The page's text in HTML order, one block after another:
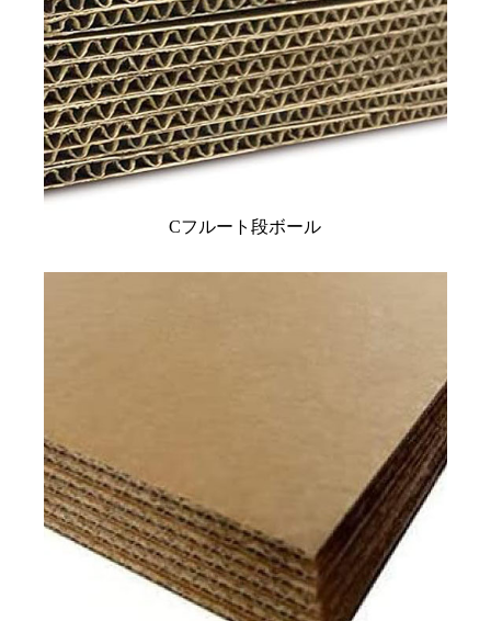
Cフルート段ボール